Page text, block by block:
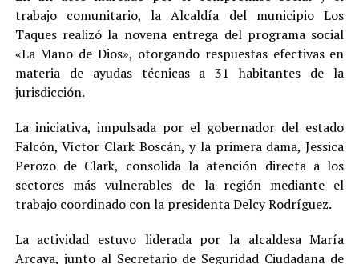
trabajo comunitario, la Alcaldía del municipio Los
Taques realizó la novena entrega del programa social
«La Mano de Dios», otorgando respuestas efectivas en
materia de ayudas técnicas a 31 habitantes de la
jurisdicción.
La iniciativa, impulsada por el gobernador del estado
Falcón, Víctor Clark Boscán, y la primera dama, Jessica
Perozo de Clark, consolida la atención directa a los
sectores más vulnerables de la región mediante el
trabajo coordinado con la presidenta Delcy Rodríguez.
La actividad estuvo liderada por la alcaldesa María
Arcaya, junto al Secretario de Seguridad Ciudadana de